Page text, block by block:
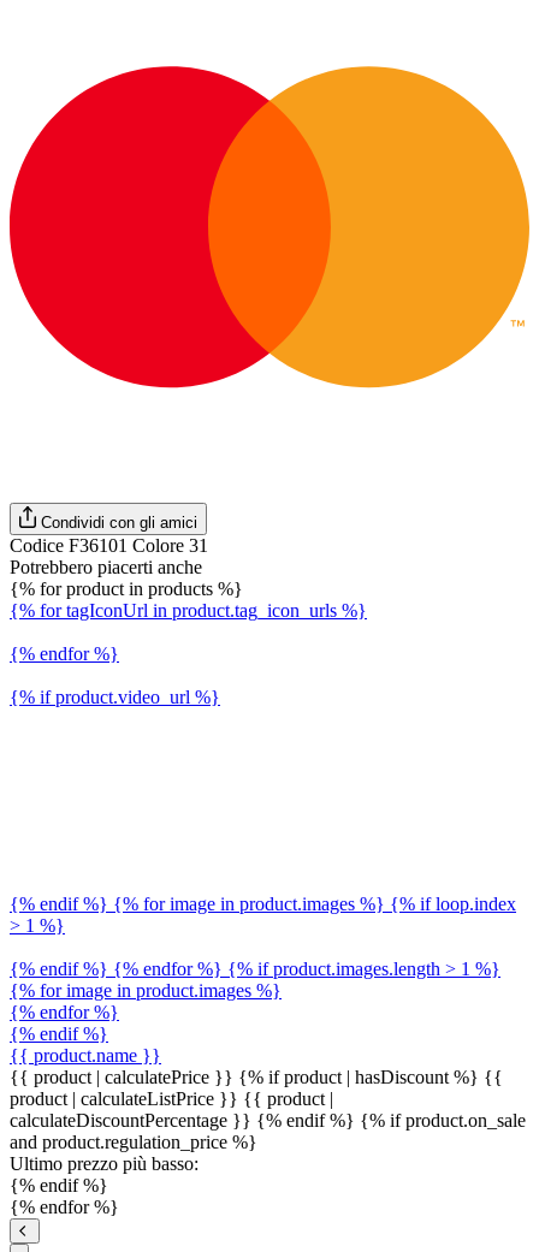
Condividi con gli amici
Codice F36101 Colore 31
Potrebbero piacerti anche
{% for product in products %}
{% for tagIconUrl in product.tag_icon_urls %}
{% endfor %}
{% if product.video_url %}
{% endif %} {% for image in product.images %} {% if loop.index
> 1 %}
{% endif %} {% endfor %} {% if product.images.length > 1 %}
{% for image in product.images %}
{% endfor %}
{% endif %}
{{ product.name }}
{{ product | calculatePrice }} {% if product | hasDiscount %} {{
product | calculateListPrice }} {{ product |
calculateDiscountPercentage }} {% endif %} {% if product.on_sale
and product.regulation_price %}
Ultimo prezzo più basso:
{% endif %}
{% endfor %}